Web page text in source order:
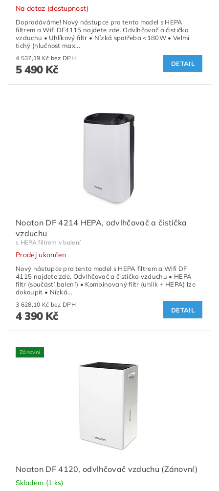
Na dotaz (dostupnost)
Doprodáváme! Nový nástupce pro tento model s HEPA
filtrem a Wifi DF4115 najdete zde. Odvlhčovač a čistička
vzduchu • Uhlíkový filtr • Nízká spotřeba <180W • Velmi
tichý (hlučnost max...
4 537,19 Kč bez DPH
5 490 Kč DETAIL
Noaton DF 4214 HEPA, odvlhčovač a čistička
vzduchu
s HEPA filtrem v balení
Prodej ukončen
Nový nástupce pro tento model s HEPA filtrem a Wifi DF
4115 najdete zde. Odvlhčovač a čistička vzduchu • HEPA
filtr (součástí balení) • Kombinovaný filtr (uhlík + HEPA) lze
dokoupit • Nízká...
3 628,10 Kč bez DPH
4 390 Kč DETAIL
Zánovní
Noaton DF 4120, odvlhčovač vzduchu (Zánovní)
Skladem (1 ks)